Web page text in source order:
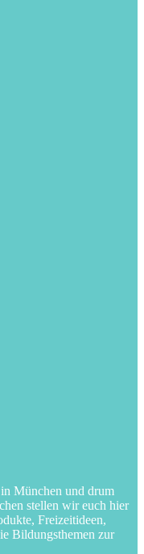
München und drum
stellen wir euch hier
Freizeitideen,
Bildungsthemen zur